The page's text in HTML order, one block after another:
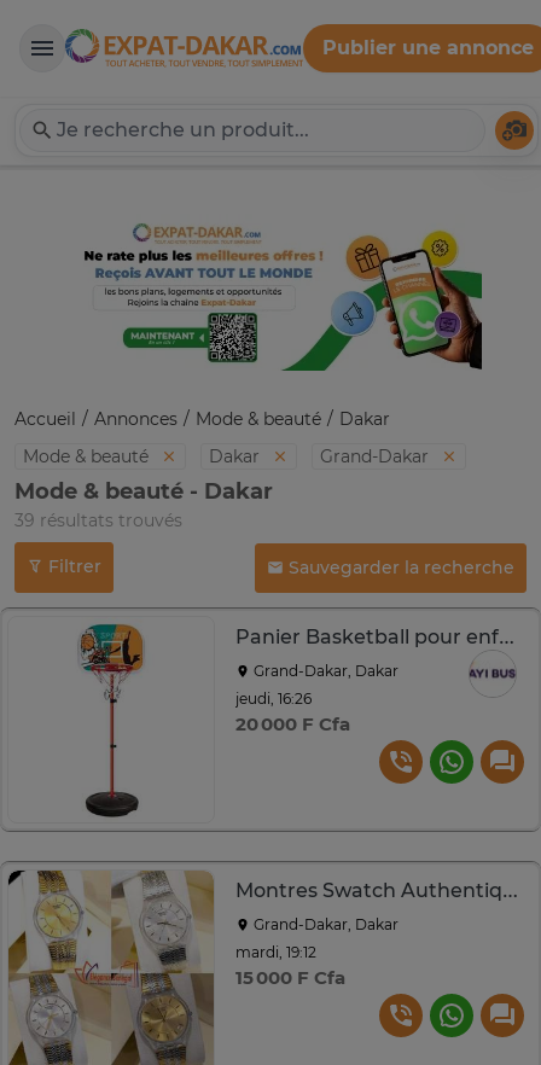
Expat-Dakar
Publier une annonce
Accueil Annonces Mode & beauté
Dakar
Mode & beauté
Dakar Grand-Dakar
Mode & beauté - Dakar
39 résultats trouvés
Filtrer Sauvegarder la recherche
Panier Basketball pour enfant avec Support et Réglable
Grand-Dakar, Dakar
jeudi, 16:26
20 000 F Cfa
Montres Swatch Authentique pour Femmes dakar
Grand-Dakar, Dakar
mardi, 19:12
15 000 F Cfa